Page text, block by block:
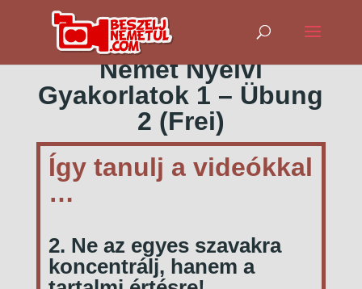
Német Nyelvi
Gyakorlatok 1 – Übung
2 (Frei)
Így tanulj a videókkal
…
2. Ne az egyes szavakra
koncentrálj, hanem a